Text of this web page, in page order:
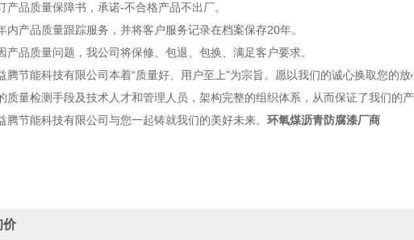
品质量保障书，承诺-不合格产品不出厂。
产品质量跟踪服务，并将客户服务记录在档案保存20年。
品质量问题，我公司将保修、包退、包换、满足客户要求。
节能科技有限公司本着“质量好、用户至上"为宗旨。愿以我们的诚心换取您的
质量检测手段及技术人才和管理人员，架构完整的组织体系，从而保证了我们的
腾节能科技有限公司与您一起铸就我们的美好未来。 环氧煤沥青防腐漆厂商
价